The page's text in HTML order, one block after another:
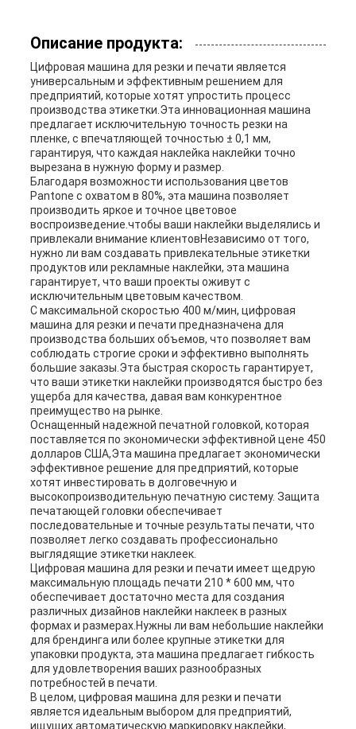
Описание продукта:
Цифровая машина для резки и печати является
универсальным и эффективным решением для
предприятий, которые хотят упростить процесс
производства этикетки.Эта инновационная машина
предлагает исключительную точность резки на
пленке, с впечатляющей точностью ± 0,1 мм,
гарантируя, что каждая наклейка наклейки точно
вырезана в нужную форму и размер.
Благодаря возможности использования цветов
Pantone с охватом в 80%, эта машина позволяет
производить яркое и точное цветовое
воспроизведение.чтобы ваши наклейки выделялись и
привлекали внимание клиентовНезависимо от того,
нужно ли вам создавать привлекательные этикетки
продуктов или рекламные наклейки, эта машина
гарантирует, что ваши проекты оживут с
исключительным цветовым качеством.
С максимальной скоростью 400 м/мин, цифровая
машина для резки и печати предназначена для
производства больших объемов, что позволяет вам
соблюдать строгие сроки и эффективно выполнять
большие заказы.Эта быстрая скорость гарантирует,
что ваши этикетки наклейки производятся быстро без
ущерба для качества, давая вам конкурентное
преимущество на рынке.
Оснащенный надежной печатной головкой, которая
поставляется по экономически эффективной цене 450
долларов США,Эта машина предлагает экономически
эффективное решение для предприятий, которые
хотят инвестировать в долговечную и
высокопроизводительную печатную систему. Защита
печатающей головки обеспечивает
последовательные и точные результаты печати, что
позволяет легко создавать профессионально
выглядящие этикетки наклеек.
Цифровая машина для резки и печати имеет щедрую
максимальную площадь печати 210 * 600 мм, что
обеспечивает достаточно места для создания
различных дизайнов наклейки наклеек в разных
формах и размерах.Нужны ли вам небольшие наклейки
для брендинга или более крупные этикетки для
упаковки продукта, эта машина предлагает гибкость
для удовлетворения ваших разнообразных
потребностей в печати.
В целом, цифровая машина для резки и печати
является идеальным выбором для предприятий,
ищущих автоматическую маркировку наклейки,